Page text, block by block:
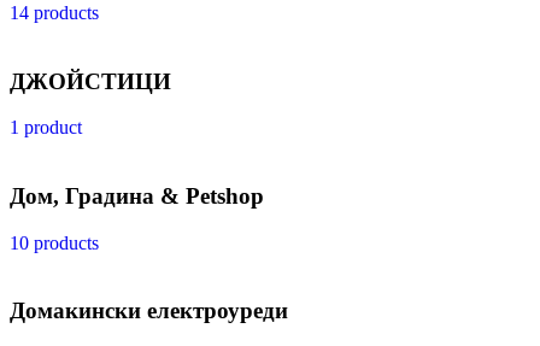
14 products
ДЖОЙСТИЦИ
1 product
Дом, Градина & Petshop
10 products
Домакински електроуреди